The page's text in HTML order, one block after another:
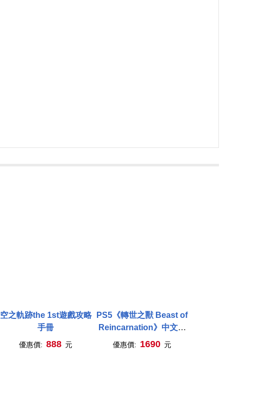
空之軌跡the 1st遊戲攻略
手冊
優惠價: 888 元
PS5《轉世之獸 Beast of
Reincarnation》中文版
* SONY Playstation * 台
優惠價: 1690 元